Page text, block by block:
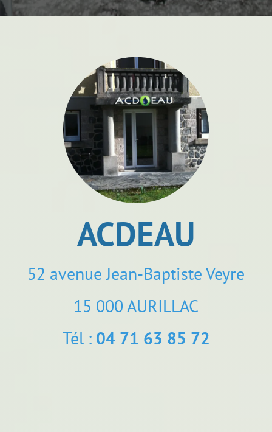
brightness_1
ACDEAU
52 avenue Jean-Baptiste Veyre
15 000 AURILLAC
Tél : 04 71 63 85 72